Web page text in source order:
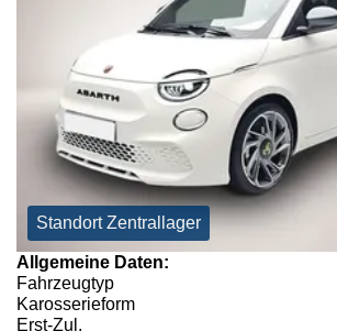
Standort Zentrallager
Allgemeine Daten:
Fahrzeugtyp
Karosserieform
Erst-Zul.